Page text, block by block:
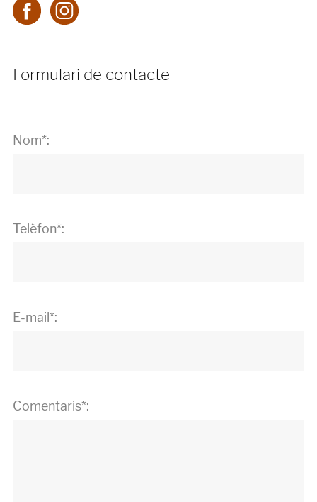
Formulari de contacte
Nom*:
Telèfon*:
E-mail*:
Comentaris*: